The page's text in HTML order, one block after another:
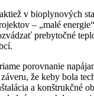
v bioplynových
– „malé
prebytočné
porovnanie
že keby bola
a konštrukčné